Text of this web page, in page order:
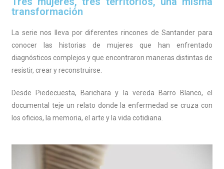
transformación
La serie nos lleva por diferentes rincones de Santander para
conocer las historias de mujeres que han enfrentado
diagnósticos complejos y que encontraron maneras distintas de
resistir, crear y reconstruirse.
Desde Piedecuesta, Barichara y la vereda Barro Blanco, el
documental teje un relato donde la enfermedad se cruza con
los oficios, la memoria, el arte y la vida cotidiana.